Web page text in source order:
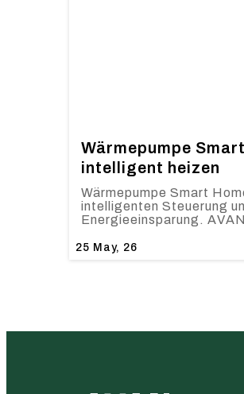
Wärmepumpe
intelligent heizen
25 May, 26
Wärmepumpe Smart
intelligenten Steuerung
Energieeinsparung.